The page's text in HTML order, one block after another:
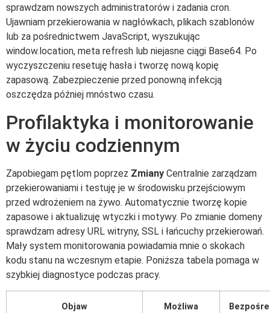
sprawdzam nowszych administratorów i zadania cron.
Ujawniam przekierowania w nagłówkach, plikach szablonów
lub za pośrednictwem JavaScript, wyszukując
window.location, meta refresh lub niejasne ciągi Base64. Po
wyczyszczeniu resetuję hasła i tworzę nową kopię
zapasową. Zabezpieczenie przed ponowną infekcją
oszczędza później mnóstwo czasu.
Profilaktyka i monitorowanie
w życiu codziennym
Zapobiegam pętlom poprzez Zmiany Centralnie zarządzam
przekierowaniami i testuję je w środowisku przejściowym
przed wdrożeniem na żywo. Automatycznie tworzę kopie
zapasowe i aktualizuję wtyczki i motywy. Po zmianie domeny
sprawdzam adresy URL witryny, SSL i łańcuchy przekierowań.
Mały system monitorowania powiadamia mnie o skokach
kodu stanu na wczesnym etapie. Poniższa tabela pomaga w
szybkiej diagnostyce podczas pracy.
Objaw
Możliwa